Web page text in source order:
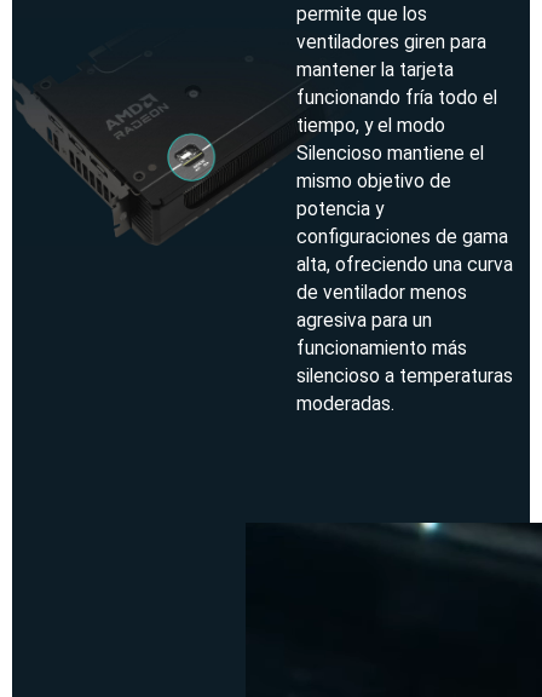
permite que los
ventiladores giren para
mantener la tarjeta
funcionando fría todo el
tiempo, y el modo
Silencioso mantiene el
mismo objetivo de
potencia y
configuraciones de gama
alta, ofreciendo una curva
de ventilador menos
agresiva para un
funcionamiento más
silencioso a temperaturas
moderadas.